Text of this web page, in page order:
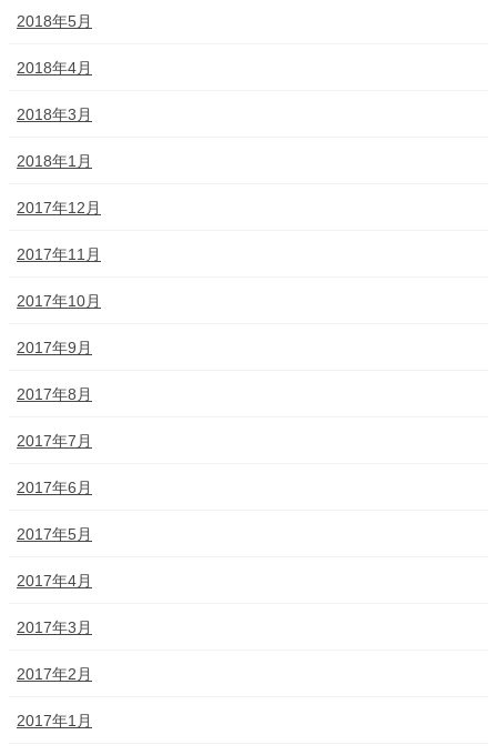
2018年5月
2018年4月
2018年3月
2018年1月
2017年12月
2017年11月
2017年10月
2017年9月
2017年8月
2017年7月
2017年6月
2017年5月
2017年4月
2017年3月
2017年2月
2017年1月